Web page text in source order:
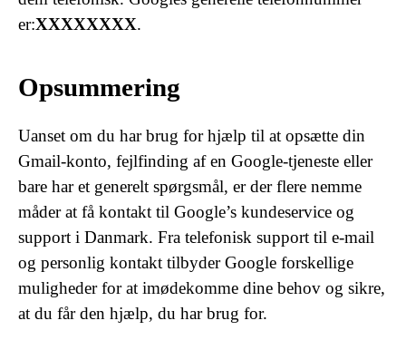
er:XXXXXXXX.
Opsummering
Uanset om du har brug for hjælp til at opsætte din
Gmail-konto, fejlfinding af en Google-tjeneste eller
bare har et generelt spørgsmål, er der flere nemme
måder at få kontakt til Google’s kundeservice og
support i Danmark. Fra telefonisk support til e-mail
og personlig kontakt tilbyder Google forskellige
muligheder for at imødekomme dine behov og sikre,
at du får den hjælp, du har brug for.